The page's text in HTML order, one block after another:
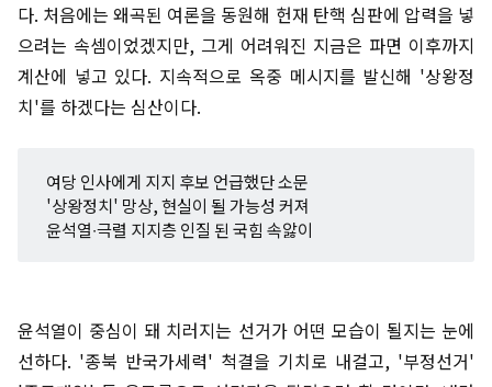
다. 처음에는 왜곡된 여론을 동원해 헌재 탄핵 심판에 압력을 넣
으려는 속셈이었겠지만, 그게 어려워진 지금은 파면 이후까지
계산에 넣고 있다. 지속적으로 옥중 메시지를 발신해 '상왕정
치'를 하겠다는 심산이다.
여당 인사에게 지지 후보 언급했단 소문
'상왕정치' 망상, 현실이 될 가능성 커져
윤석열∙극렬 지지층 인질 된 국힘 속앓이
윤석열이 중심이 돼 치러지는 선거가 어떤 모습이 될지는 눈에
선하다. '종북 반국가세력' 척결을 기치로 내걸고, '부정선거'